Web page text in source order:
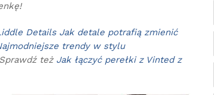
Details Jak detale potrafią zmienić
trendy w stylu
też Jak łączyć perełki z Vinted z